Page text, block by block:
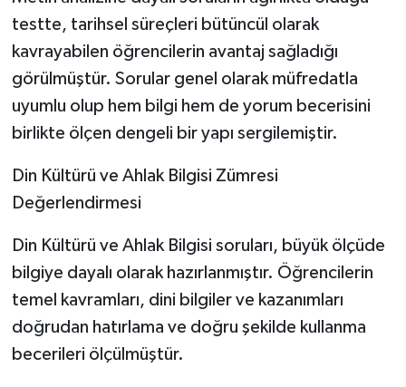
testte, tarihsel süreçleri bütüncül olarak
kavrayabilen öğrencilerin avantaj sağladığı
görülmüştür. Sorular genel olarak müfredatla
uyumlu olup hem bilgi hem de yorum becerisini
birlikte ölçen dengeli bir yapı sergilemiştir.
Din Kültürü ve Ahlak Bilgisi Zümresi
Değerlendirmesi
Din Kültürü ve Ahlak Bilgisi soruları, büyük ölçüde
bilgiye dayalı olarak hazırlanmıştır. Öğrencilerin
temel kavramları, dini bilgiler ve kazanımları
doğrudan hatırlama ve doğru şekilde kullanma
becerileri ölçülmüştür.